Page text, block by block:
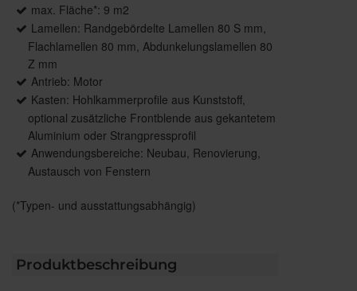
max. Fläche*: 9 m2
Lamellen: Randgebördelte Lamellen 80 S mm,
Flachlamellen 80 mm, Abdunkelungslamellen 80
Z mm
Antrieb: Motor
Kasten: Hohlkammerprofile aus Kunststoff,
optional zusätzliche Frontblende aus gekantetem
Aluminium oder Strangpressprofil
Anwendungsbereiche: Neubau, Renovierung,
Austausch von Fenstern
(*Typen- und ausstattungsabhängig)
Produktbeschreibung